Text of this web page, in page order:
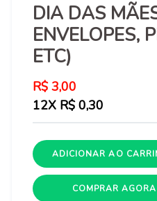
DIA DAS
ENVELOPES,
ETC)
Preço
normal
R$ 3,00
12X R$ 0,30
ADICIONAR AO
COMPRAR AGORA